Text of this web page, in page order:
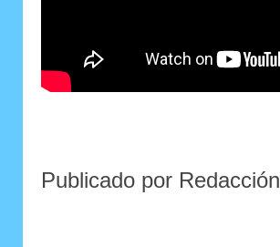
Publicado por Redacción